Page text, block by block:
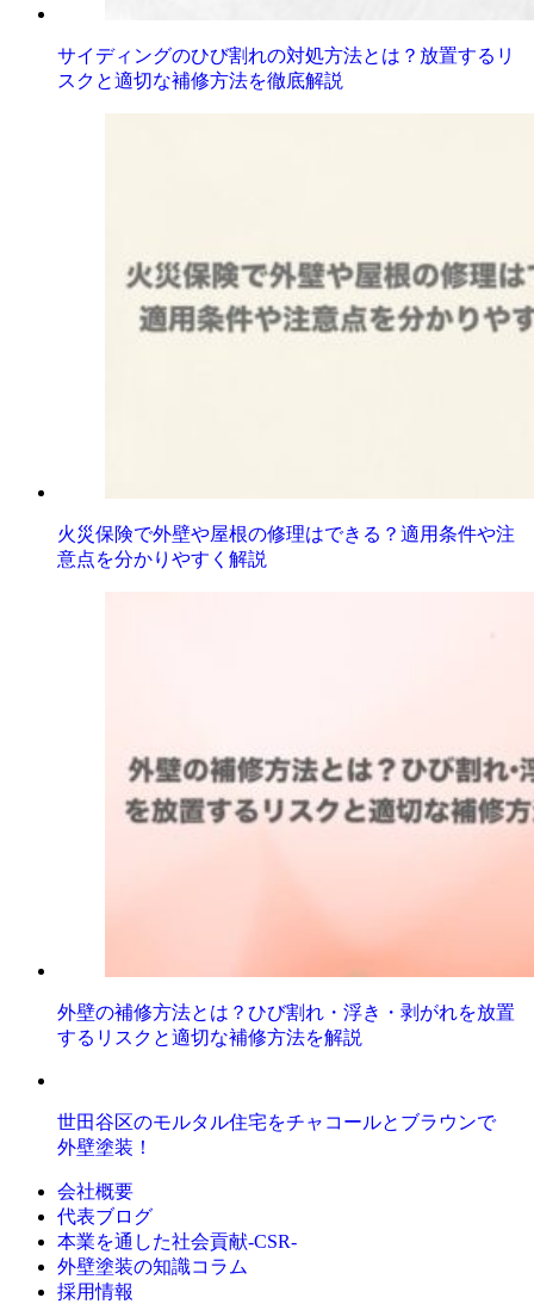
サイディングのひび割れの対処方法とは？放置するリ
スクと適切な補修方法を徹底解説
火災保険で外壁や屋根の修理はできる？適用条件や注
意点を分かりやすく解説
外壁の補修方法とは？ひび割れ・浮き・剥がれを放置
するリスクと適切な補修方法を解説
世田谷区のモルタル住宅をチャコールとブラウンで
外壁塗装！
会社概要
代表ブログ
本業を通した社会貢献-CSR-
外壁塗装の知識コラム
採用情報